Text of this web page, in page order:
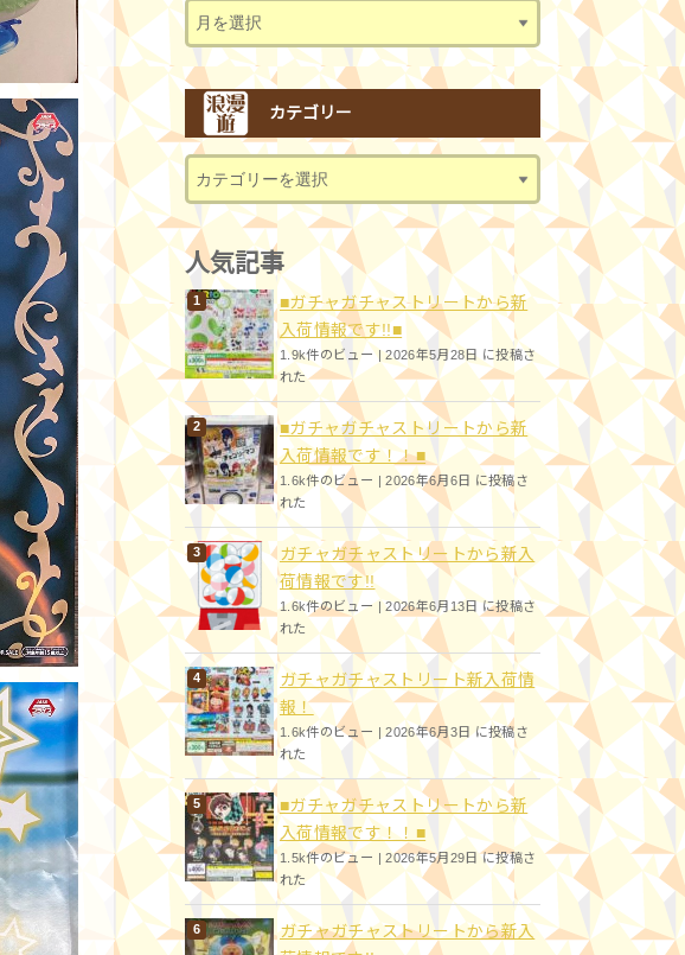
カテゴリー
人気記事
■ガチャガチャストリートから新
入荷情報です!!■
1.9k件のビュー|2026年5月28日 に投稿さ
れた
■ガチャガチャストリートから新
入荷情報です！！■
1.6k件のビュー |2026年6月6日 に投稿さ
れた
ガチャガチャストリートから新入
荷情報です!!
1.6k件のビュー|2026年6月13日 に投稿さ
れた
ガチャガチャストリート新入荷情
報！
1.6k件のビュー |2026年6月3日 に投稿さ
れた
■ガチャガチャストリートから新
入荷情報です！！■
1.5k件のビュー |2026年5月29日 に投稿さ
れた
ガチャガチャストリートから新入